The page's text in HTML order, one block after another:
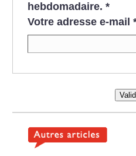
hebdomadaire. *
Votre adresse e-mail